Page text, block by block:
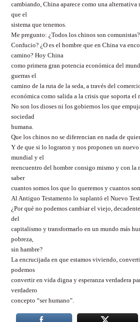
cambiando, China aparece como una
que el
sistema que tenemos.
Me pregunto: ¿Todos los chinos son
Confucio? ¿O es el hombre que en China va
camino? Hoy China
como primera gran potencia económica del
guerras el
camino de la ruta de la seda, a través del
económica como salida a la crisis que soporta el
No son los dioses ni los gobiernos los que
sociedad
humana.
Que los chinos no se diferencian en nada de
Y de que si lo lograron y nos proponen un
mundial y el
reencuentro del hombre consigo mismo y con la
saber
cuantos somos los que lo queremos y cuantos
Al Antiguo Testamento lo suplantó el Nuevo
¿Por qué no podemos cambiar el viejo,
del
capitalismo y transformarlo en un mundo más
pobreza,
sin hambre?
La encrucijada en que estamos viviendo,
podemos
convertir en vida digna y esperanza verdadera
verdadero
concepto “ser humano”.